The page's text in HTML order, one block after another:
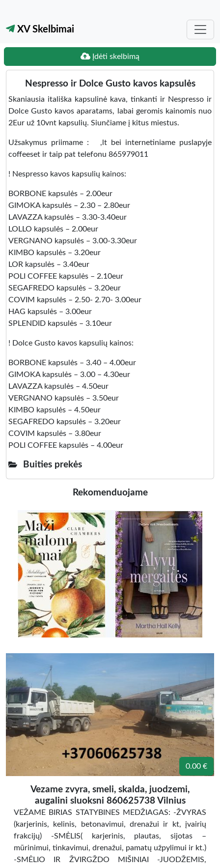
XV Skelbimai
Įdėti skelbimą
Nespresso ir Dolce Gusto kavos kapsulės
Skaniausia itališka kapsulinė kava, tinkanti ir Nespresso ir
Dolce Gusto kavos aparatams, labai geromis kainomis nuo
2Eur už 10vnt kapsulių. Siunčiame į kitus miestus.
Užsakymus priimame : ,lt bei internetiniame puslapyje
coffeeset ir taip pat telefonu 865979011
! Nespresso kavos kapsulių kainos:
BORBONE kapsulės – 2.00eur
GIMOKA kapsulės – 2.30 – 2.80eur
LAVAZZA kapsulės – 3.30-3.40eur
LOLLO kapsulės – 2.00eur
VERGNANO kapsulės – 3.00-3.30eur
KIMBO kapsulės – 3.20eur
LOR kapsulės – 3.40eur
POLI COFFEE kapsulės – 2.10eur
SEGAFREDO kapsulės – 3.20eur
COVIM kapsulės – 2.50- 2.70- 3.00eur
HAG kapsulės – 3.00eur
SPLENDID kapsulės – 3.10eur
! Dolce Gusto kavos kapsulių kainos:
BORBONE kapsulės – 3.40 – 4.00eur
GIMOKA kapsulės – 3.00 – 4.30eur
LAVAZZA kapsulės – 4.50eur
VERGNANO kapsulės – 3.50eur
KIMBO kapsulės – 4.50eur
SEGAFREDO kapsulės – 3.20eur
COVIM kapsulės – 3.80eur
POLI COFFEE kapsulės – 4.00eur
Buities prekės
Rekomenduojame
0.00 €
Vezame zvyra, smeli, skalda, juodzemi,
augalini sluoksni 860625738 Vilnius
VEŽAME BIRIAS STATYBINES MEDŽIAGAS: -ŽVYRAS
(karjerinis, kelinis, betonavimui, drenažui ir kt, įvairių
frakcijų) -SMĖLIS( karjerinis, plautas, sijotas –
mūrinimui, tinkavimui, drenažui, pamatų užpylimui ir kt.)
-SMĖLIO IR ŽVIRGŽDO MIŠINIAI -JUODŽEMIS,